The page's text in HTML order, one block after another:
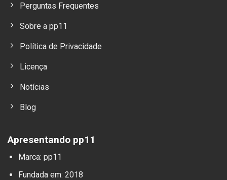
Perguntas Frequentes
Sobre a pp11
Política de Privacidade
Licença
Notícias
Blog
Apresentando pp11
Marca: pp11
Fundada em: 2018